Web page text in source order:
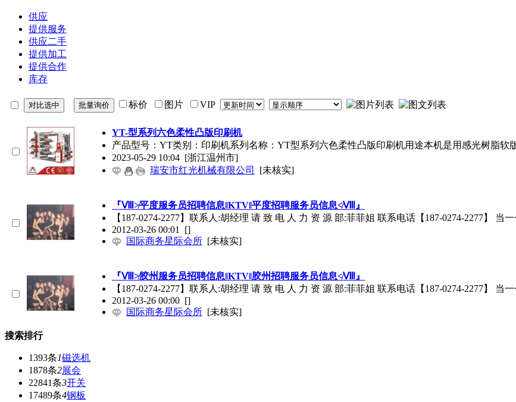
供应
提供服务
供应二手
提供加工
提供合作
库存
标价 图片 VIP
YT-型系列六色柔性凸版印刷机
产品型号：YT类别：印刷机系列名称：YT型系列六色柔性凸版印刷机用途本机是用感光树脂软
2023-05-29 10:04 [浙江温州市]
瑞安市红光机械有限公司
[未核实]
『Ⅷ≯平度服务员招聘信息‖KTV‖平度招聘服务员信息≮Ⅷ』
【187-0274-2277】联系人:胡经理 请 致 电 人 力 资 源 部:菲菲姐 联系电话【187-0274-2277】 当
2012-03-26 00:01 []
国际商务星际会所 [未核实]
『Ⅷ≯胶州服务员招聘信息‖KTV‖胶州招聘服务员信息≮Ⅷ』
【187-0274-2277】联系人:胡经理 请 致 电 人 力 资 源 部:菲菲姐 联系电话【187-0274-2277】 当
2012-03-26 00:00 []
国际商务星际会所 [未核实]
搜索排行
1393条1磁选机
1878条2展会
22841条3开关
17489条4钢板